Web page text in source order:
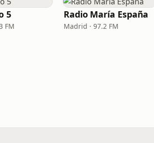
5
FM
Radio María España
Madrid · 97.2 FM